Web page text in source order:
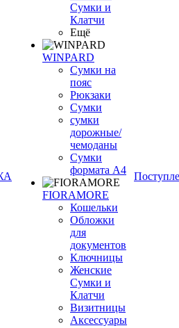
Сумки и
Клатчи
Ещё
WINPARD
Сумки на
пояс
Рюкзаки
Сумки
сумки
дорожные/
чемоданы
Сумки
формата А4
FIORAMORE
Кошельки
Обложки
для
документов
Ключницы
Женские
Сумки и
Клатчи
Визитницы
Аксессуары